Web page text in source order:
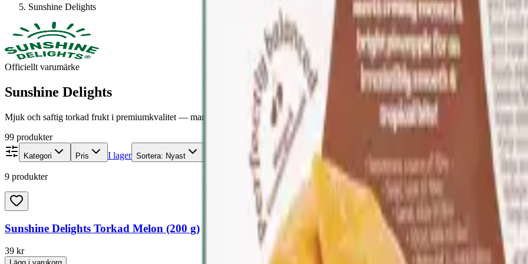
Sunshine Delights
Officiellt varumärke
Sunshine Delights
Mjuk och saftig torkad frukt i premiumkvalitet — mango, persika, ananas, melon och smaksatta Fruit Fusion-mixar, alla till vardagspris hos
99 produkter
Kategori Pris I lager Sortera: Nyast
9 produkter
Sunshine Delights Torkad Melon (200 g)
39 kr